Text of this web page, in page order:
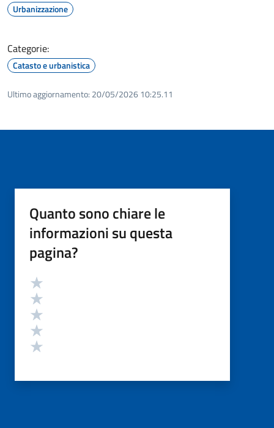
Urbanizzazione
Categorie:
Catasto e urbanistica
Ultimo aggiornamento: 20/05/2026 10:25.11
Quanto sono chiare le
informazioni su questa
pagina?
Valutazione